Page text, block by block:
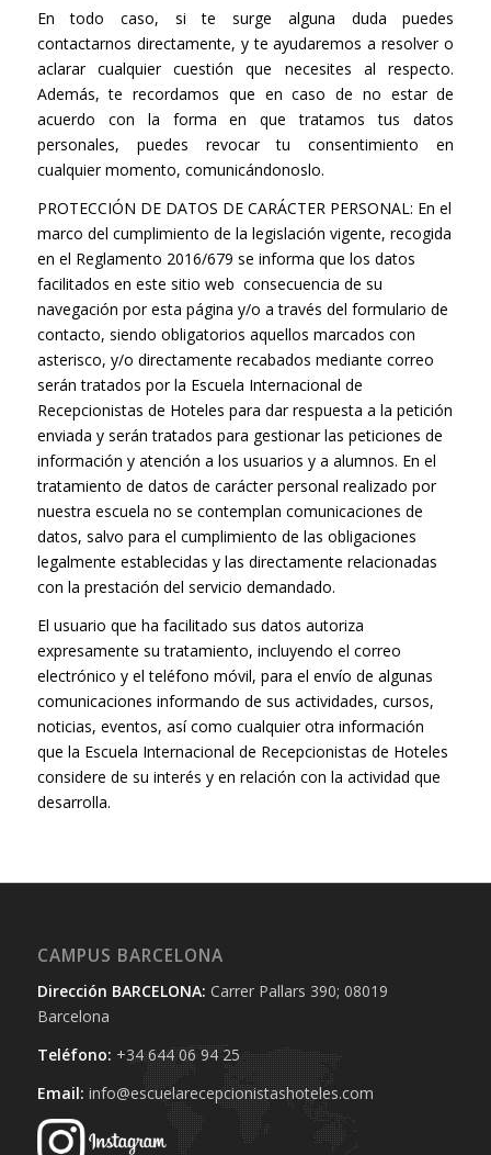
En todo caso, si te surge alguna duda puedes
contactarnos directamente, y te ayudaremos a resolver o
aclarar cualquier cuestión que necesites al respecto.
Además, te recordamos que en caso de no estar de
acuerdo con la forma en que tratamos tus datos
personales, puedes revocar tu consentimiento en
cualquier momento, comunicándonoslo.
PROTECCIÓN DE DATOS DE CARÁCTER PERSONAL: En el
marco del cumplimiento de la legislación vigente, recogida
en el Reglamento 2016/679 se informa que los datos
facilitados en este sitio web consecuencia de su
navegación por esta página y/o a través del formulario de
contacto, siendo obligatorios aquellos marcados con
asterisco, y/o directamente recabados mediante correo
serán tratados por la Escuela Internacional de
Recepcionistas de Hoteles para dar respuesta a la petición
enviada y serán tratados para gestionar las peticiones de
información y atención a los usuarios y a alumnos. En el
tratamiento de datos de carácter personal realizado por
nuestra escuela no se contemplan comunicaciones de
datos, salvo para el cumplimiento de las obligaciones
legalmente establecidas y las directamente relacionadas
con la prestación del servicio demandado.
El usuario que ha facilitado sus datos autoriza
expresamente su tratamiento, incluyendo el correo
electrónico y el teléfono móvil, para el envío de algunas
comunicaciones informando de sus actividades, cursos,
noticias, eventos, así como cualquier otra información
que la Escuela Internacional de Recepcionistas de Hoteles
considere de su interés y en relación con la actividad que
desarrolla.
CAMPUS BARCELONA
Dirección BARCELONA: Carrer Pallars 390; 08019
Barcelona
Teléfono: +34 644 06 94 25‬
Email: info@escuelarecepcionistashoteles.com